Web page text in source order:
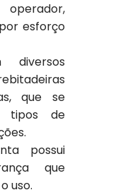
esforço
diversos
que se
tipos de
possui
que
uso.